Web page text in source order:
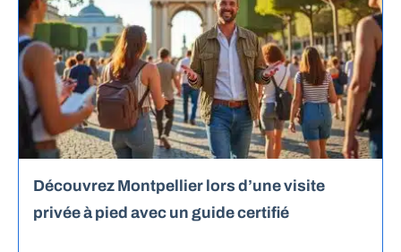
Découvrez Montpellier lors d’une visite
privée à pied avec un guide certifié